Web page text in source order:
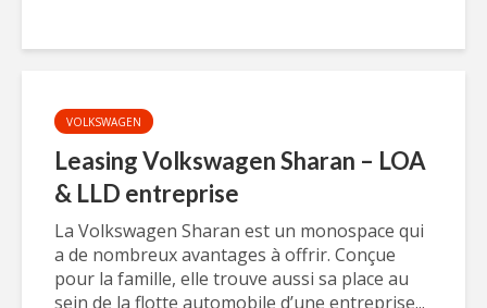
VOLKSWAGEN
Leasing Volkswagen Sharan – LOA
& LLD entreprise
La Volkswagen Sharan est un monospace qui
a de nombreux avantages à offrir. Conçue
pour la famille, elle trouve aussi sa place au
sein de la flotte automobile d’une entreprise...